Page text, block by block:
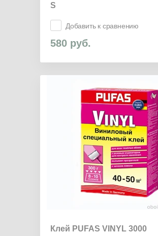
S
Добавить к сравнению
580 руб.
Клей PUFAS VINYL 3000